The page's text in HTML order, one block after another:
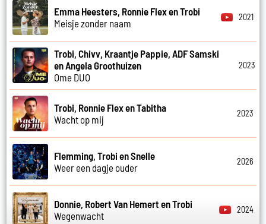
Emma Heesters, Ronnie Flex en Trobi
Meisje zonder naam
2021
Trobi, Chivv, Kraantje Pappie, ADF Samski
en Angela Groothuizen
Ome DUO
2023
Trobi, Ronnie Flex en Tabitha
Wacht op mij
2023
Flemming, Trobi en Snelle
Weer een dagje ouder
2026
Donnie, Robert Van Hemert en Trobi
Wegenwacht
2024